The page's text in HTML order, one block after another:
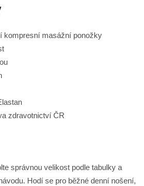
kompresní masážní ponožky
zdravotnictví ČR
správnou velikost podle tabulky a
Hodí se pro běžné denní nošení,